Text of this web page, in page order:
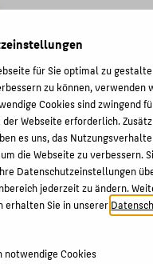
und Wirtschaft Berlin
for The
Lab
› Beirat / Arbeitskreis › 2021
THEMEN
HOCHSCHULE
CAMPUS
STUDIUM
LEHRE
KARRIERE
für Sie optimal zu
zu können, verwenden
Cookies sind zwingend
Webseite erforderlich.
es uns, das
die Webseite zu verbessern.
Datenschutzeinstellungen
jederzeit zu ändern.
Sie in unserer
notwendige Cookies